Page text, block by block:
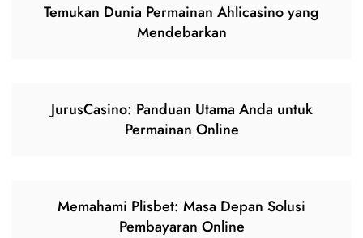
Temukan Dunia Permainan Ahlicasino yang
Mendebarkan
JurusCasino: Panduan Utama Anda untuk
Permainan Online
Memahami Plisbet: Masa Depan Solusi
Pembayaran Online